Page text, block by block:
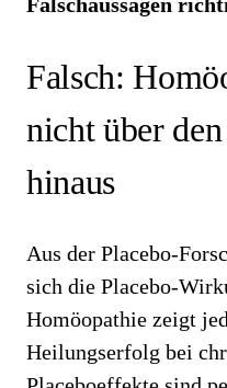
Falsch:
nicht über
hinaus
Aus der Placebo-
sich die Placebo-
Homöopathie zeigt
Heilungserfolg bei